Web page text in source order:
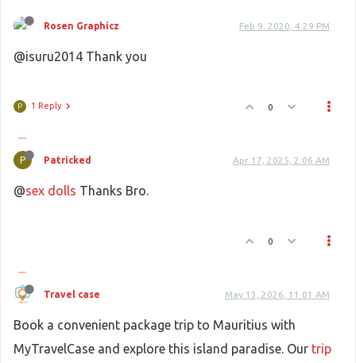
Rosen Graphicz Feb 9, 2020, 4:29 PM
@isuru2014 Thank you
P 1 Reply 0
P Patricked Apr 17, 2025, 2:06 AM
@sex dolls Thanks Bro.
0
Travel case May 13, 2026, 11:01 AM
Book a convenient package trip to Mauritius with
MyTravelCase and explore this island paradise. Our trip